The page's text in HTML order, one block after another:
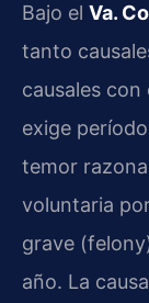
Bajo el Va.
tanto
causales
exige
temor
voluntaria
grave
año. La